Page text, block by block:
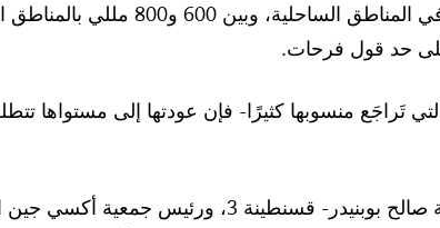
السنوي للأمطار إلى ما كان عليه سابقًا، بين 700 و1100 مللي في المناطق
تَراجَع منسوبها كثيرًا- فإن عودتها إلى مستواها
وأما خالد فوضيل، الباحث بمعهد تسيير التقنيات الحضرية بجامعة صالح بوبنيدر- قسنطينة 3،